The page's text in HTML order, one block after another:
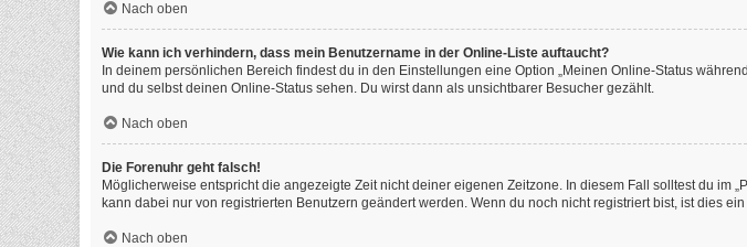
Nach oben
Wie kann ich verhindern, dass mein Benutzername in der Online-Liste auftaucht?
In deinem persönlichen Bereich findest du in den Einstellungen eine Option „Meinen Online-Status
und du selbst deinen Online-Status sehen. Du wirst dann als unsichtbarer Besucher gezählt.
Nach oben
Die Forenuhr geht falsch!
Möglicherweise entspricht die angezeigte Zeit nicht deiner eigenen Zeitzone. In diesem Fall solltest du im
kann dabei nur von registrierten Benutzern geändert werden. Wenn du noch nicht registriert bist, ist dies
Nach oben